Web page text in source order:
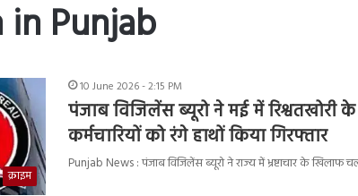
Punjab
क्राइम
10 June 2026 - 2:15 PM
पंजाब विजिलेंस ब्यूरो ने मई में रिश्वतखोरी
कर्मचारियों को रंगे हाथों किया गिरफ्तार
Punjab News : पंजाब विजिलेंस ब्यूरो ने राज्य में भ्रष्टाचार के